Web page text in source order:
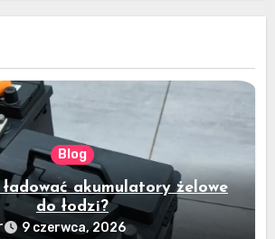
Blog
akumulatory żelowe
do łodzi?
9 czerwca, 2026